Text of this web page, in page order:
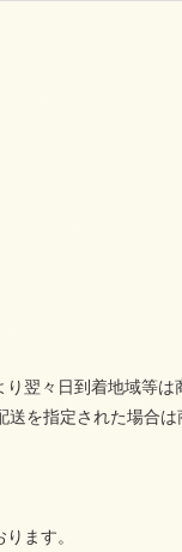
翌々日到着地域等
を指定された場合は
ます。